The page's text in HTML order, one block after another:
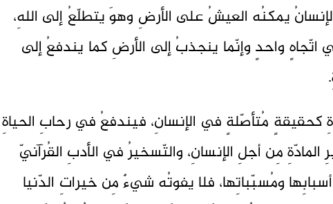
يمكنُه العيشُ على الأرضِ وهوَ يتطلّعُ إلى اللهِ،
اتّجاهٍ واحدٍ وإنّما ينجذبُ إلى الأرضِ كما يندفعُ إلى
كحقيقةٍ مُتأصّلةٍ في الإنسانِ، فيندفعُ في رحابِ الحياةِ
مِن أجلِ الإنسانِ، والتّسخيرُ في الأدبِ القُرآنيّ
ومُسبّباتِها، فلا يفوتُه شيءٌ مِن خيراتِ الدّنيا